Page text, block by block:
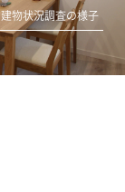
建物状況調査の様子